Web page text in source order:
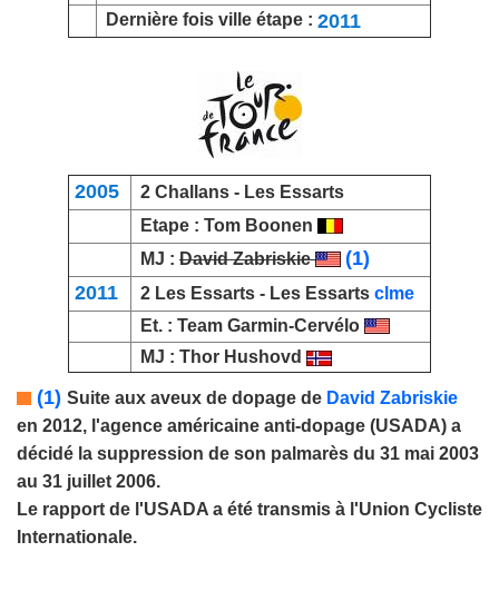
Dernière fois ville étape : 2011
2005 2 Challans - Les Essarts
Etape : Tom Boonen
MJ : David Zabriskie
(1)
2011
2 Les Essarts - Les Essarts clme
Et. : Team Garmin-Cervélo
MJ : Thor Hushovd
(1) Suite aux aveux de dopage de David Zabriskie
en 2012, l'agence américaine anti-dopage (USADA) a
décidé la suppression de son palmarès du 31 mai 2003
au 31 juillet 2006.
Le rapport de l'USADA a été transmis à l'Union Cycliste
Internationale.